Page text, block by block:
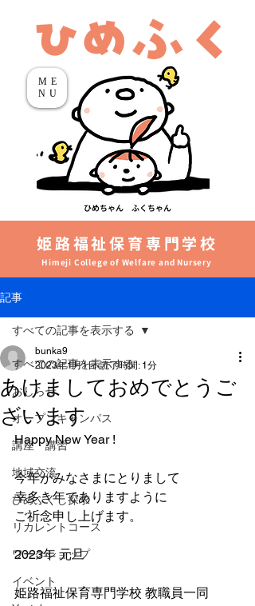
ME
NU
姫路福祉保育専門学校
Himeji College of Welfare and Nursery
ひめちゃん ふくちゃん
記事
すべての記事を表示する
おしらせ
オープンキャンパス
講座・講習
地域交流
ひめふくし探求
リカレントコース
ワークショップ
イベント
すべての記事を表示する
あけましておめでとうご
ざいます
bunka9
2023年1月1日 読了時間: 1分
Happy New Year !
今年がみなさまにとりまして
幸多き年でありますように
ご祈念申し上げます。
2023年 元旦
姫路福祉保育専門学校 教職員一同